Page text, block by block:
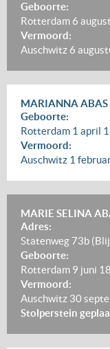
Geboorte:
Rotterdam 6
Vermoord:
Auschwitz 6
MARIANNA ABAS
Geboorte:
Rotterdam 1 april
Vermoord:
Auschwitz 1
MARIE SELINA
Adres:
Statenweg 73b
Geboorte:
Rotterdam 9 juni
Vermoord:
Auschwitz 30
Stolperstein